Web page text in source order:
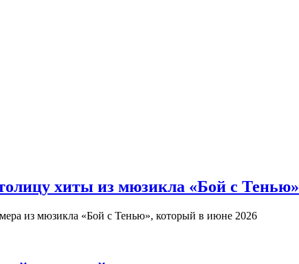
хиты из мюзикла «Бой с Тенью»
из мюзикла «Бой с Тенью», который в июне 2026